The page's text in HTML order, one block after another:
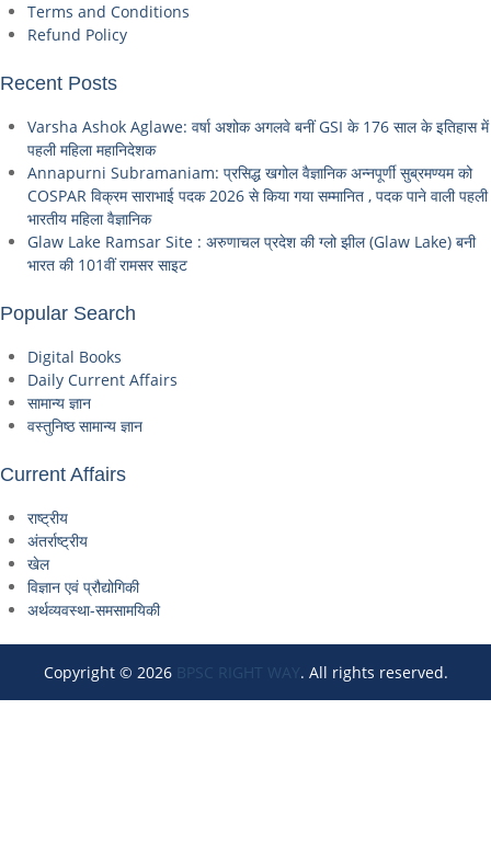
Terms and Conditions
Refund Policy
Recent Posts
Varsha Ashok Aglawe: वर्षा अशोक अगलवे बनीं GSI के 176 साल के इतिहास में
पहली महिला महानिदेशक
Annapurni Subramaniam: प्रसिद्ध खगोल वैज्ञानिक अन्नपूर्णी सुब्रमण्यम को
COSPAR विक्रम साराभाई पदक 2026 से किया गया सम्मानित , पदक पाने वाली पहली
भारतीय महिला वैज्ञानिक
Glaw Lake Ramsar Site : अरुणाचल प्रदेश की ग्लो झील (Glaw Lake) बनी
भारत की 101वीं रामसर साइट
Popular Search
Digital Books
Daily Current Affairs
सामान्य ज्ञान
वस्तुनिष्ठ सामान्य ज्ञान
Current Affairs
राष्ट्रीय
अंतर्राष्ट्रीय
खेल
विज्ञान एवं प्रौद्योगिकी
अर्थव्यवस्था-समसामयिकी
Copyright © 2026 BPSC RIGHT WAY . All rights reserved.